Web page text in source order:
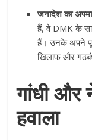
जनादेश का
हैं, वे DMK के
हैं। उनके अपने
खिलाफ और
गांधी और
हवाला